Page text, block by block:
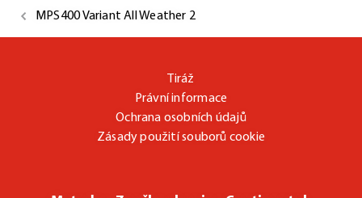
MPS400 Variant All Weather 2
Tiráž
Právní informace
Ochrana osobních údajů
Zásady použití souborů cookie